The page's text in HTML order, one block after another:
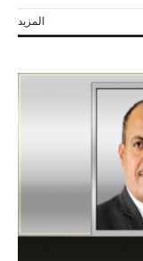
المزيد